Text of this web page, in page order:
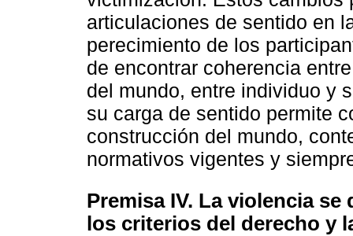
articulaciones de sentido en
perecimiento de los
de encontrar coherencia
del mundo, entre individuo y
su carga de sentido permite
construcción del mundo,
normativos vigentes y
Premisa IV. La violencia
los criterios del derecho y